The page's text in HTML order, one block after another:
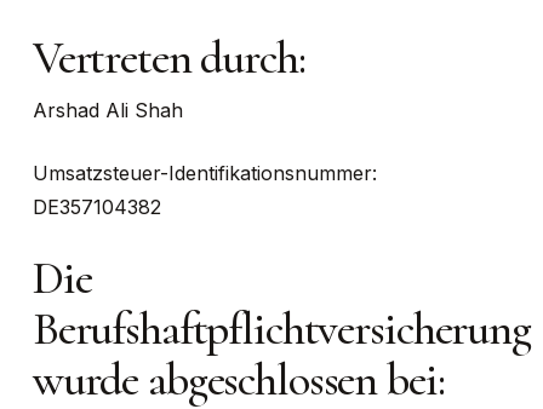
Vertreten durch:
Arshad Ali Shah
Umsatzsteuer-Identifikationsnummer:
DE357104382
Die
Berufshaftpflichtversicherung
wurde abgeschlossen bei: